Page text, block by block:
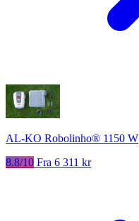
AL-KO Robolinho® 1150 W
8.8/10 Fra 6 311 kr